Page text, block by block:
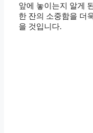
앞에 놓이는지 알게
한 잔의 소중함을 더
을 것입니다.